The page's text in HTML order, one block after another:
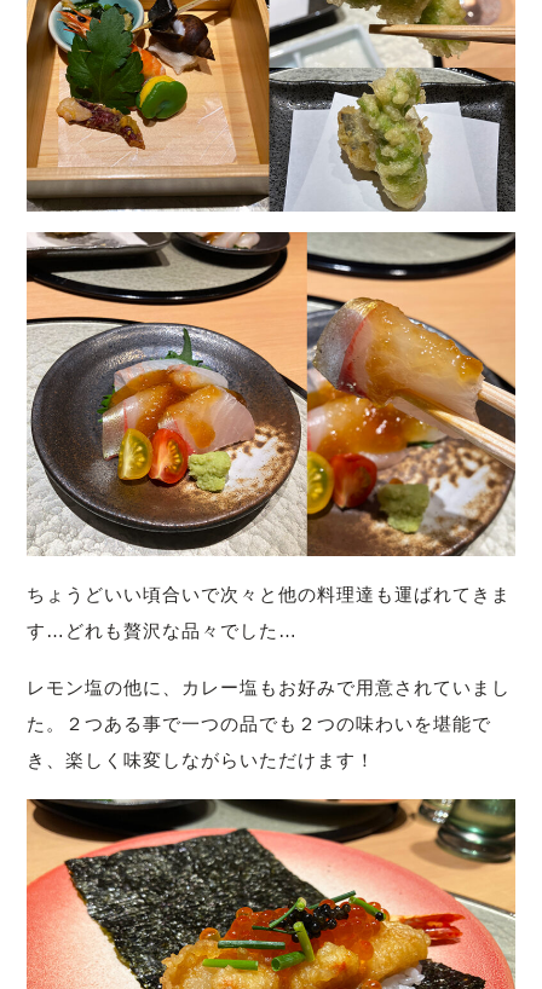
ちょうどいい頃合いで次々と他の料理達も運ばれてきま
す…どれも贅沢な品々でした…
レモン塩の他に、カレー塩もお好みで用意されていまし
た。２つある事で一つの品でも２つの味わいを堪能で
き、楽しく味変しながらいただけます！